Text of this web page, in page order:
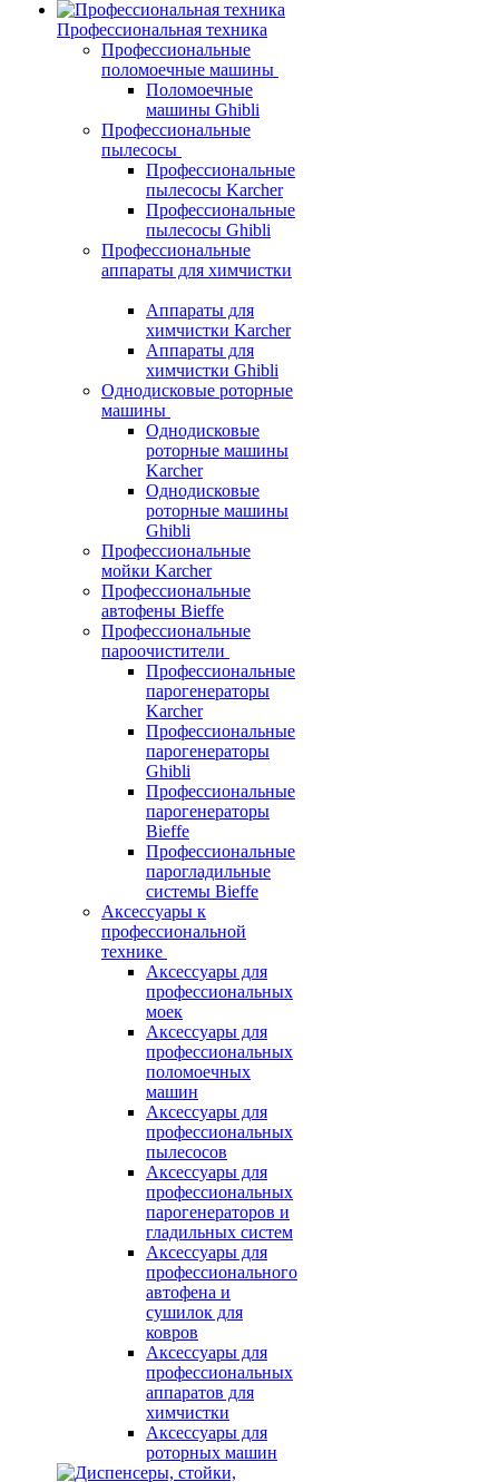
Профессиональная техника
Профессиональные
поломоечные машины
Поломоечные
машины Ghibli
Профессиональные
пылесосы
Профессиональные
пылесосы Karcher
Профессиональные
пылесосы Ghibli
Профессиональные
аппараты для химчистки
Аппараты для
химчистки Karcher
Аппараты для
химчистки Ghibli
Однодисковые роторные
машины
Однодисковые
роторные машины
Karcher
Однодисковые
роторные машины
Ghibli
Профессиональные
мойки Karcher
Профессиональные
автофены Bieffe
Профессиональные
пароочистители
Профессиональные
парогенераторы
Karcher
Профессиональные
парогенераторы
Ghibli
Профессиональные
парогенераторы
Bieffe
Профессиональные
парогладильные
системы Bieffe
Аксессуары к
профессиональной
технике
Аксессуары для
профессиональных
моек
Аксессуары для
профессиональных
поломоечных
машин
Аксессуары для
профессиональных
пылесосов
Аксессуары для
профессиональных
парогенераторов и
гладильных систем
Аксессуары для
профессионального
автофена и
сушилок для
ковров
Аксессуары для
профессиональных
аппаратов для
химчистки
Аксессуары для
роторных машин